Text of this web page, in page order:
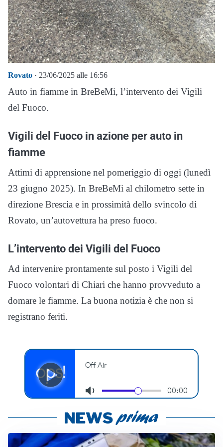
Rovato · 23/06/2025 alle 16:56
Auto in fiamme in BreBeMi, l’intervento dei Vigili
del Fuoco.
Vigili del Fuoco in azione per auto in
fiamme
Attimi di apprensione nel pomeriggio di oggi (lunedì
23 giugno 2025). In BreBeMi al chilometro sette in
direzione Brescia e in prossimità dello svincolo di
Rovato, un’autovettura ha preso fuoco.
L’intervento dei Vigili del Fuoco
Ad intervenire prontamente sul posto i Vigili del
Fuoco volontari di Chiari che hanno provveduto a
domare le fiamme. La buona notizia è che non si
registrano feriti.